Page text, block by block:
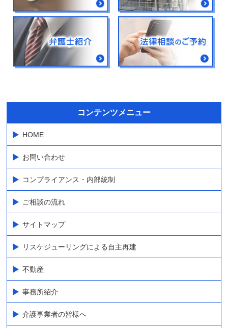
コンテンツメニュー
HOME
お問い合わせ
コンプライアンス・内部統制
ご相談の流れ
サイトマップ
リスケジューリングによる自主再建
不動産
事務所紹介
介護事業者の皆様へ